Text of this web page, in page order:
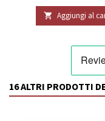
 Aggiungi al
16 ALTRI PRODOTTI